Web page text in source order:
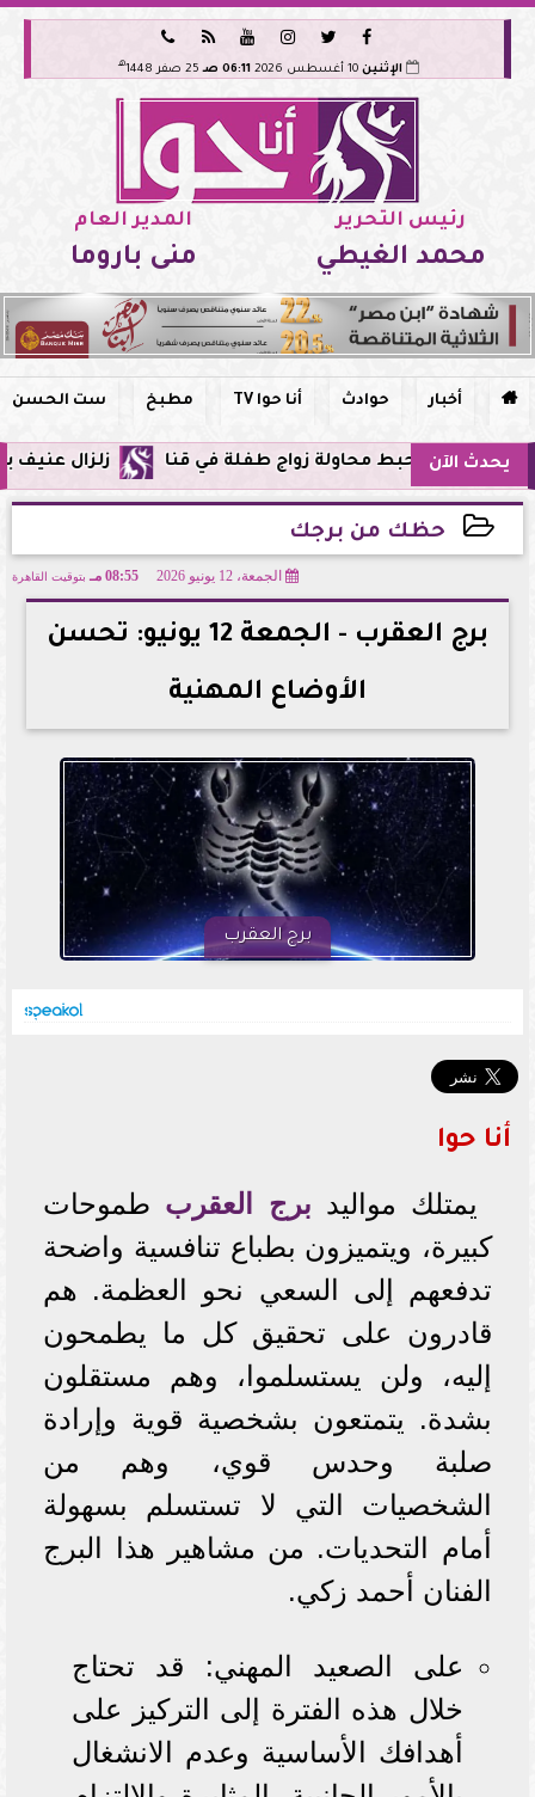






الإثنين 10 أغسطس 2026 06:11 صـ 25 صفر 1448 هـ
رئيس التحرير
محمد الغيطي
المدير العام
منى باروما
 أخبار حوادث أنا حوا TV مطبخ ست الحسن
يحدث الآن زلزال عنيف بقوة 7 درجات يضرب سواحل الفلبين وحزام النار يهتز من جديد محاولة زواج طفلة في قنا
حظك من برجك
الجمعة، 12 يونيو 2026 08:55 مـ بتوقيت القاهرة
برج العقرب - الجمعة 12 يونيو: تحسن
الأوضاع المهنية
برج العقرب
أنا حوا
يمتلك مواليد برج العقرب طموحات
كبيرة، ويتميزون بطباع تنافسية واضحة
تدفعهم إلى السعي نحو العظمة. هم
قادرون على تحقيق كل ما يطمحون
إليه، ولن يستسلموا، وهم مستقلون
بشدة. يتمتعون بشخصية قوية وإرادة
صلبة وحدس قوي، وهم من
الشخصيات التي لا تستسلم بسهولة
أمام التحديات. من مشاهير هذا البرج
الفنان أحمد زكي.
على الصعيد المهني: قد تحتاج
خلال هذه الفترة إلى التركيز على
أهدافك الأساسية وعدم الانشغال